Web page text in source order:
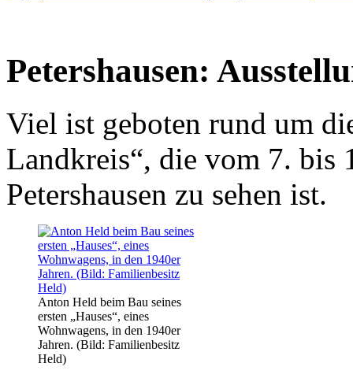
Petershausen:
Viel ist geboten rund um
Landkreis“, die vom 7.
Petershausen zu sehen ist.
Anton Held beim Bau seines
ersten „Hauses“, eines
Wohnwagens, in den 1940er
Jahren. (Bild: Familienbesitz
Held)